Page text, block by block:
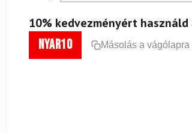
10% kedvezményért
nyar10 Másolás a vágólapra